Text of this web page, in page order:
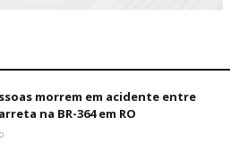
morrem em acidente entre
na BR-364 em RO